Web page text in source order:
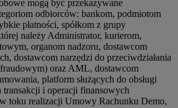
mogą być przekazywane
odbiorców: bankom, podmiotom
płatności, spółkom z grupy
należy Administrator, kurierom,
organom nadzoru, dostawcom
dostawcom narzędzi do przeciwdziałania
oraz AML, dostawcom
platform służących do obsługi
transakcji i operacji finansowych
toku realizacji Umowy Rachunku Demo,